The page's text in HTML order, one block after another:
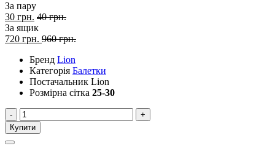
За пару
30 грн. 40 грн.
За ящик
720 грн. 960 грн.
Бренд Lion
Категорія Балетки
Постачальник Lion
Розмірна сітка 25-30
-
+
Купити